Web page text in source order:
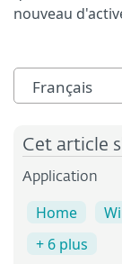
nouveau
Français
Cet article
Application
Home
+ 6 plus